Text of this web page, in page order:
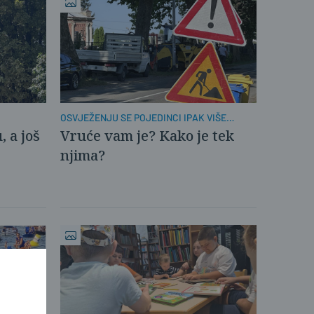
a još
OSVJEŽENJU SE POJEDINCI IPAK VIŠE
VESELE
Vruće vam je? Kako je tek
njima?